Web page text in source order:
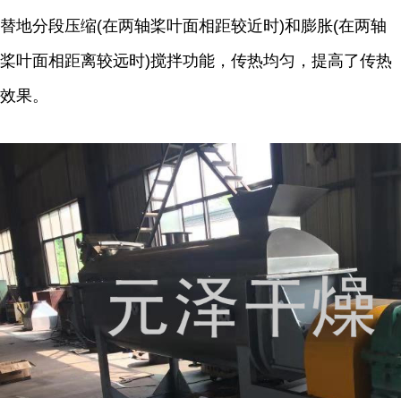
替地分段压缩(在两轴桨叶面相距较近时)和膨胀(在两轴
桨叶面相距离较远时)搅拌功能，传热均匀，提高了传热
效果。